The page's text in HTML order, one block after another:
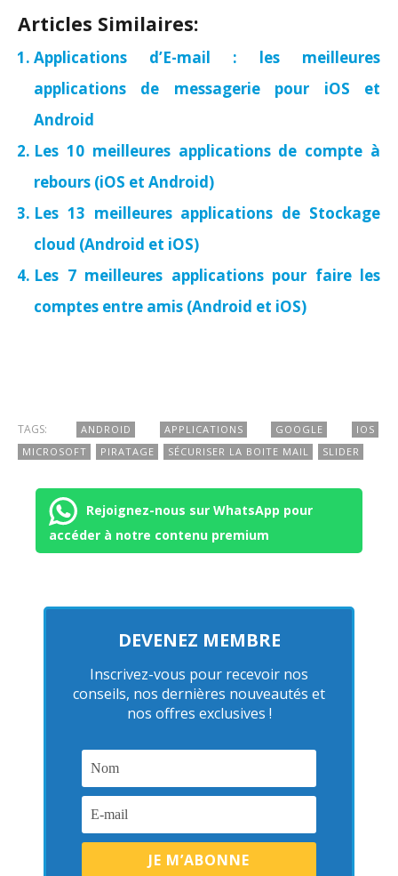
Articles Similaires:
Applications d’E-mail : les meilleures
applications de messagerie pour iOS et
Android
Les 10 meilleures applications de compte à
rebours (iOS et Android)
Les 13 meilleures applications de Stockage
cloud (Android et iOS)
Les 7 meilleures applications pour faire les
comptes entre amis (Android et iOS)
TAGS: ANDROID APPLICATIONS GOOGLE
IOS
MICROSOFT
PIRATAGE SÉCURISER LA BOITE MAIL SLIDER
Rejoignez-nous sur WhatsApp pour
accéder à notre contenu premium
DEVENEZ MEMBRE
Inscrivez-vous pour recevoir nos
conseils, nos dernières nouveautés et
nos offres exclusives !